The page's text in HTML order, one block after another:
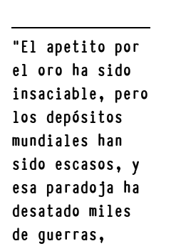
"El apetito por
el oro ha sido
insaciable, pero
los depósitos
mundiales han
sido escasos, y
esa paradoja ha
desatado miles
de guerras,